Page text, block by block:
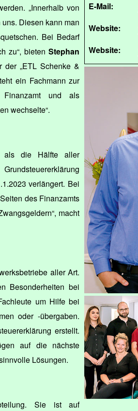
E-Mail:
Website:
Website:
„Innerhalb von
Diesen kann man
Bei Bedarf
zu“, bietenStephan
der „ETL Schenke &
ein Fachmann zur
und als
wechselte“.
als die Hälfte aller
verlängert. Bei
des Finanzamts
macht
aller Art.
Besonderheiten bei
um Hilfe bei
oder -übergaben.
erstellt.
auf die nächste
Lösungen.
Sie ist auf